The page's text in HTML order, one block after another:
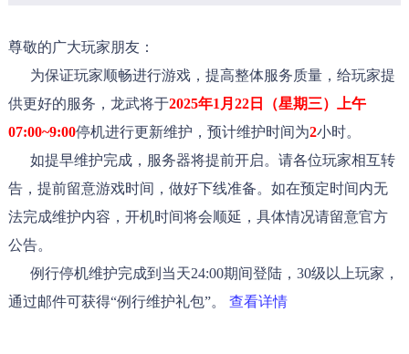
尊敬的广大玩家朋友：
为保证玩家顺畅进行游戏，提高整体服务质量，给玩家提
供更好的服务，龙武将于2025年1月22日（星期三）上午
07:00~9:00停机进行更新维护，预计维护时间为2小时。
如提早维护完成，服务器将提前开启。请各位玩家相互转
告，提前留意游戏时间，做好下线准备。如在预定时间内无
法完成维护内容，开机时间将会顺延，具体情况请留意官方
公告。
例行停机维护完成到当天24:00期间登陆，30级以上玩家，
通过邮件可获得“例行维护礼包”。 查看详情